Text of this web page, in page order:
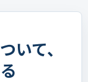
いて、